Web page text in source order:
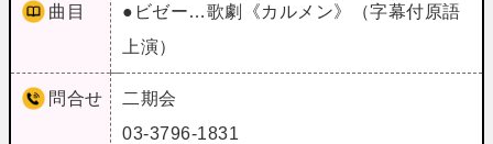
曲目
●ビゼー…歌劇《カルメン》（字幕付原語
上演）
問合せ
二期会
03-3796-1831